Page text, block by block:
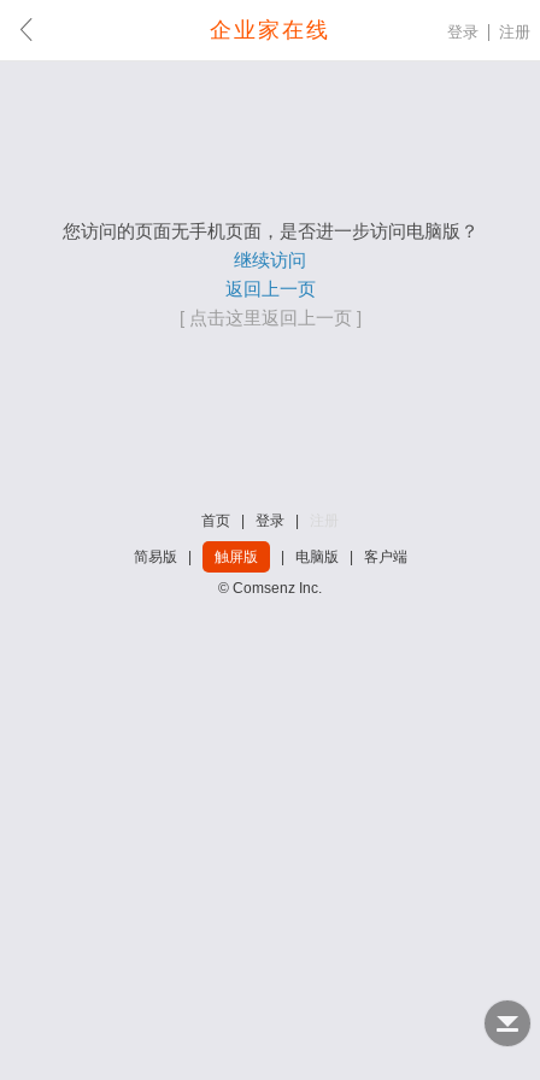
企业家在线 登录 注册
您访问的页面无手机页面，是否进一步访问电脑版？
继续访问
返回上一页
[ 点击这里返回上一页 ]
首页 登录
简易版 触屏版 电脑版
客户端
© Comsenz Inc.